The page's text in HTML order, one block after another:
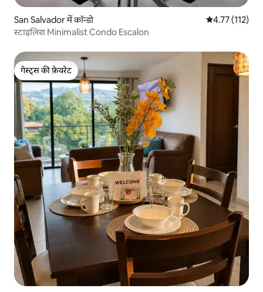
San Salvador में कॉन्डो औसत रेटिंग 5 में से
4.77 (112)
स्टाइलिश Minimalist Condo Escalon
गेस्ट्स की फ़ेवरेट
गेस्ट्स की फ़ेवरेट